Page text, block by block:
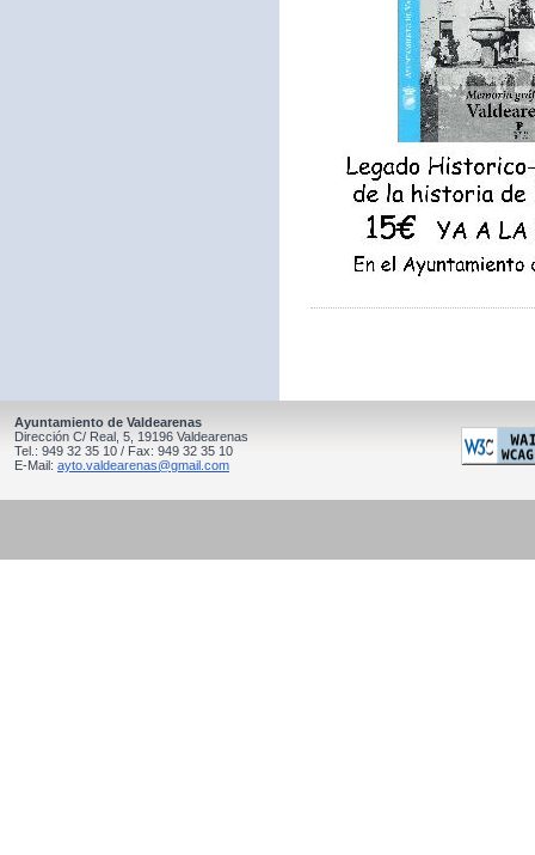
Ayuntamiento de Valdearenas
Dirección C/ Real, 5, 19196 Valdearenas
Tel.: 949 32 35 10 / Fax: 949 32 35 10
E-Mail: ayto.valdearenas@gmail.com